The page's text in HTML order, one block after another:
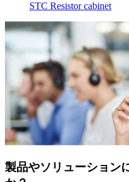
STC Resistor cabinet
製品やソリューション